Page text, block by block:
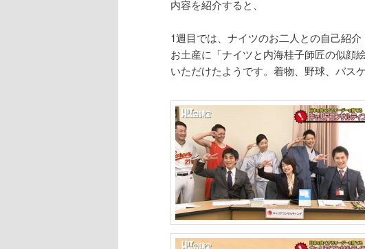
内容を紹介すると、
1週目では、ナイツのお二人との自己紹介
お土産に「ナイツと内海桂子師匠の似顔
いただけたようです。着物、野球、バス